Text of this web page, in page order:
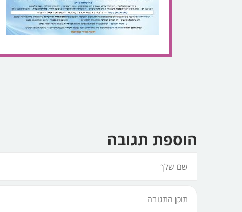
הוספת תגובה